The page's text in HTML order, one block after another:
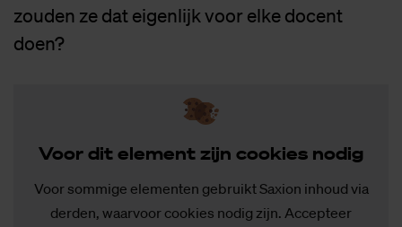
zouden ze dat eigenlijk voor elke docent
doen?
Voor dit ele­ment zijn coo­kies no­dig
Voor sommige elementen gebruikt Saxion inhoud via
derden, waarvoor cookies nodig zijn. Accepteer